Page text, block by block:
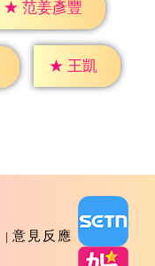
★ 范姜彥豐
★ 王凱
意見反應